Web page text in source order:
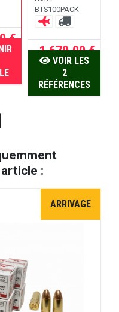
€
BTS100PACK
1.679,00 €
VOIR LES
2
RÉFÉRENCES
:
ARRIVAGE